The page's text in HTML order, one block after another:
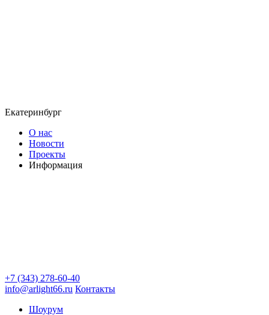
Екатеринбург
О нас
Новости
Проекты
Информация
+7 (343) 278-60-40
info@arlight66.ru Контакты
Шоурум